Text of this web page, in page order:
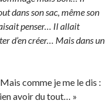
dans son sac, même son
penser… Il allait
d’en créer… Mais dans un
comme je me le dis :
avoir du tout… »